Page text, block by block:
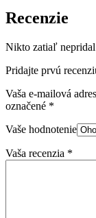
Recenzie
Nikto zatiaľ nepridal
Pridajte prvú
Vaša e-mailová
označené *
Vaše hodnotenie
Vaša recenzia *